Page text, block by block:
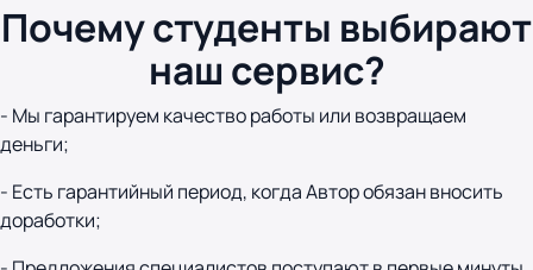
Почему студенты выбирают
наш сервис?
- Мы гарантируем качество работы или возвращаем
деньги;
- Есть гарантийный период, когда Автор обязан вносить
доработки;